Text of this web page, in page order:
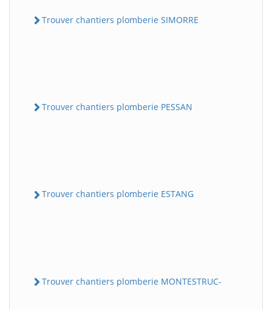
Trouver chantiers plomberie SIMORRE
Trouver chantiers plomberie PESSAN
Trouver chantiers plomberie ESTANG
Trouver chantiers plomberie MONTESTRUC-